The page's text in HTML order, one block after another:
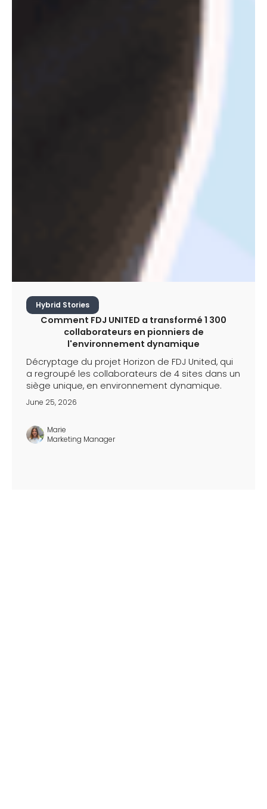
Hybrid Stories
Comment FDJ UNITED a transformé 1 300
collaborateurs en pionniers de
l'environnement dynamique
Décryptage du projet Horizon de FDJ United, qui
a regroupé les collaborateurs de 4 sites dans un
siège unique, en environnement dynamique.
June 25, 2026
Marie
Marketing Manager